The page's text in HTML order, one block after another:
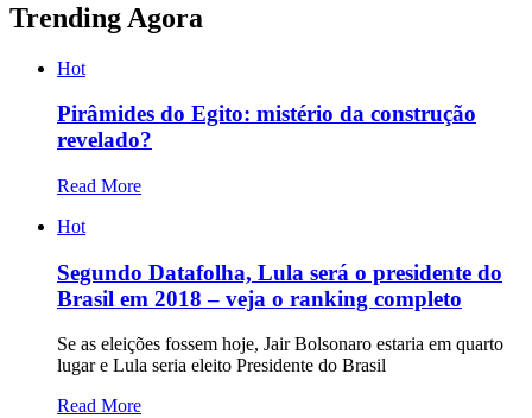
Trending Agora
Hot
Pirâmides do Egito: mistério da construção
revelado?
Read More
Hot
Segundo Datafolha, Lula será o presidente do
Brasil em 2018 – veja o ranking completo
Se as eleições fossem hoje, Jair Bolsonaro estaria em quarto
lugar e Lula seria eleito Presidente do Brasil
Read More